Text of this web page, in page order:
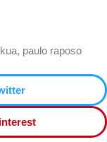
, paulo raposo